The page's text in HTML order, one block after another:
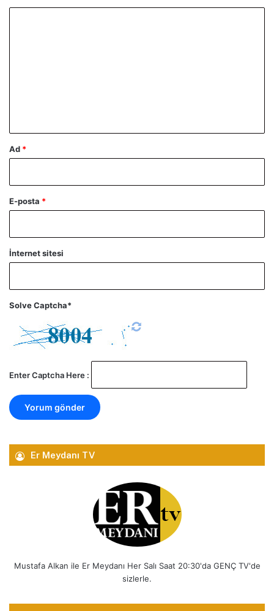
Ad *
E-posta *
İnternet sitesi
Solve Captcha*
Enter Captcha Here :
Er Meydanı TV
Mustafa Alkan ile Er Meydanı Her Salı Saat 20:30'da GENÇ TV'de
sizlerle.